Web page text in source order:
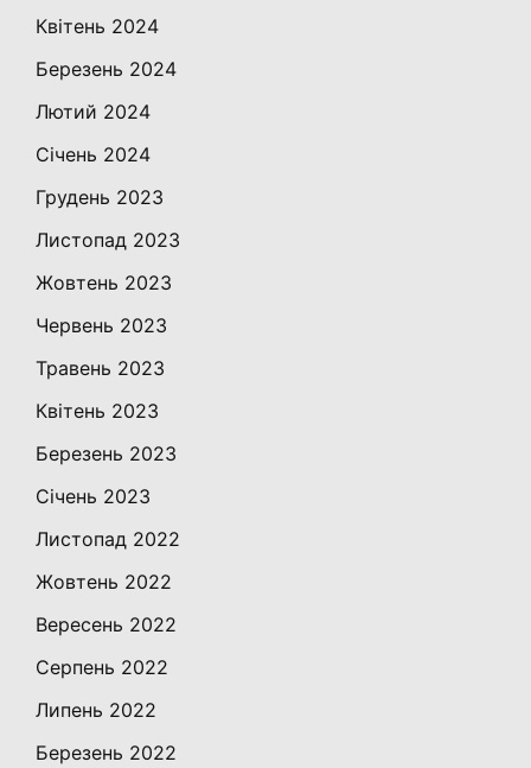
Квітень 2024
Березень 2024
Лютий 2024
Січень 2024
Грудень 2023
Листопад 2023
Жовтень 2023
Червень 2023
Травень 2023
Квітень 2023
Березень 2023
Січень 2023
Листопад 2022
Жовтень 2022
Вересень 2022
Серпень 2022
Липень 2022
Березень 2022